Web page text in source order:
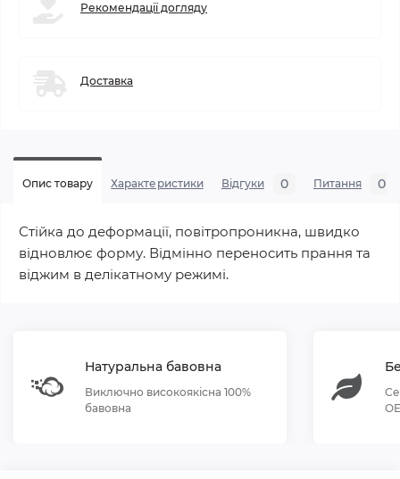
Рекомендації догляду
Доставка
Опис товару Характеристики Відгуки 0 Питання 0
Стійка до деформації, повітропроникна, швидко
відновлює форму. Відмінно переносить прання та
віджим в делікатному режимі.
Натуральна бавовна
Виключно високоякісна 100%
бавовна